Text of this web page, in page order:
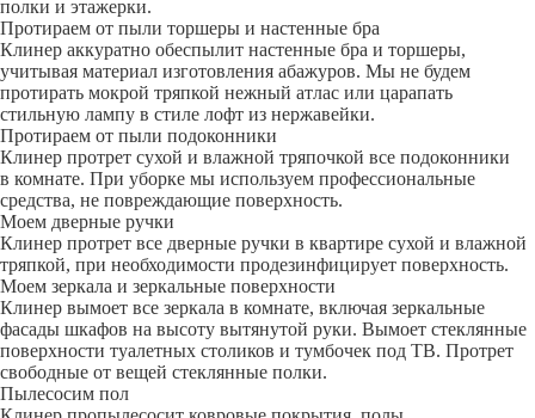
полки и этажерки.
Протираем от пыли торшеры и настенные бра
Клинер аккуратно обеспылит настенные бра и торшеры,
учитывая материал изготовления абажуров. Мы не будем
протирать мокрой тряпкой нежный атлас или царапать
стильную лампу в стиле лофт из нержавейки.
Протираем от пыли подоконники
Клинер протрет сухой и влажной тряпочкой все подоконники
в комнате. При уборке мы используем профессиональные
средства, не повреждающие поверхность.
Моем дверные ручки
Клинер протрет все дверные ручки в квартире сухой и влажной
тряпкой, при необходимости продезинфицирует поверхность.
Моем зеркала и зеркальные поверхности
Клинер вымоет все зеркала в комнате, включая зеркальные
фасады шкафов на высоту вытянутой руки. Вымоет стеклянные
поверхности туалетных столиков и тумбочек под ТВ. Протрет
свободные от вещей стеклянные полки.
Пылесосим пол